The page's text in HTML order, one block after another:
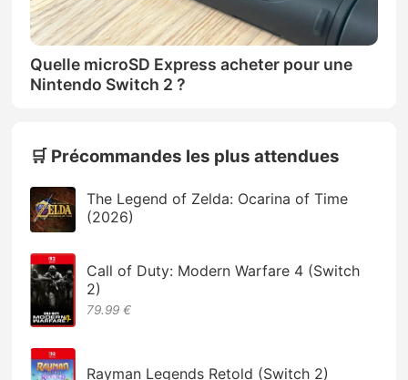
Quelle microSD Express acheter pour une
Nintendo Switch 2 ?
🛒 Précommandes les plus attendues
The Legend of Zelda: Ocarina of Time
(2026)
Call of Duty: Modern Warfare 4 (Switch
2)
79.99 €
Rayman Legends Retold (Switch 2)